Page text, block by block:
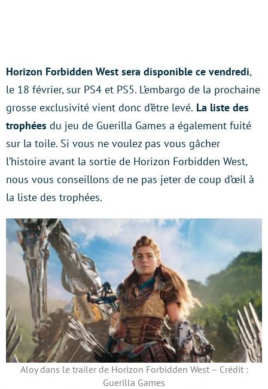
Horizon Forbidden West sera disponible ce vendredi,
le 18 février, sur PS4 et PS5. L’embargo de la prochaine
grosse exclusivité vient donc d’être levé. La liste des
trophées du jeu de Guerilla Games a également fuité
sur la toile. Si vous ne voulez pas vous gâcher
l’histoire avant la sortie de Horizon Forbidden West,
nous vous conseillons de ne pas jeter de coup d’œil à
la liste des trophées.
Aloy dans le trailer de Horizon Forbidden West – Crédit :
Guerilla Games